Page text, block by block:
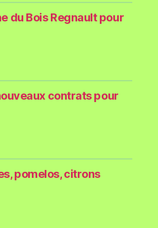
du Bois Regnault pour
contrats pour
pomelos, citrons